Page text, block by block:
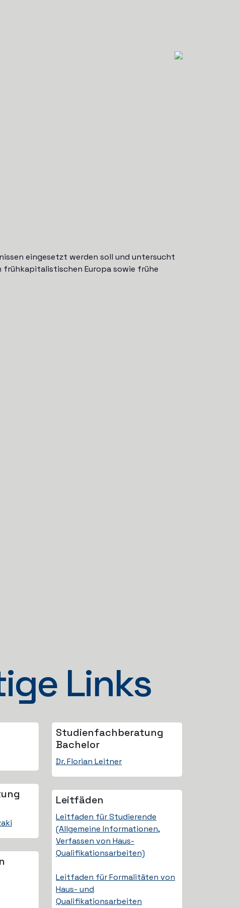
eingesetzt werden soll und untersucht
frühkapitalistischen Europa sowie frühe
Links
Studienfach­beratung
Bachelor
Dr. Florian Leitner
Leitfäden
Leitfaden für Studierende
(Allgemeine Informationen,
Verfassen von Haus-
Qualifikationsarbeiten)
Leitfaden für Formalitäten von
Haus- und
Qualifikationsarbeiten